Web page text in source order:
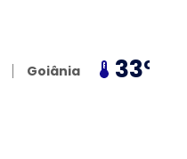
Brasília 29º